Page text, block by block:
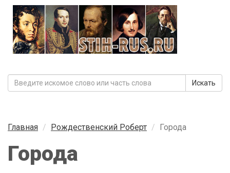
Искать
Главная Рождественский Роберт Города
Города